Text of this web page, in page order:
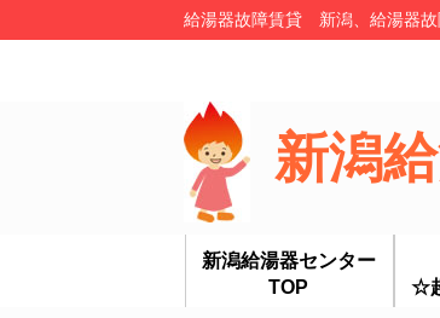
給湯器故障賃貸 新潟、給湯器
新潟
新潟給湯器センター
TOP
☆